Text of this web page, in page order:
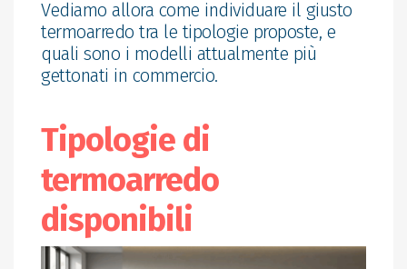
Vediamo allora come individuare il giusto
termoarredo tra le tipologie proposte, e
quali sono i modelli attualmente più
gettonati in commercio.
Tipologie di
termoarredo
disponibili